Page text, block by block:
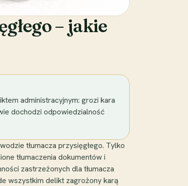
– jakie
administracyjnym: grozi kara
dochodzi odpowiedzialność
tłumacza przysięgłego. Tylko
tłumaczenia dokumentów i
zastrzeżonych dla tłumacza
wszystkim delikt zagrożony karą